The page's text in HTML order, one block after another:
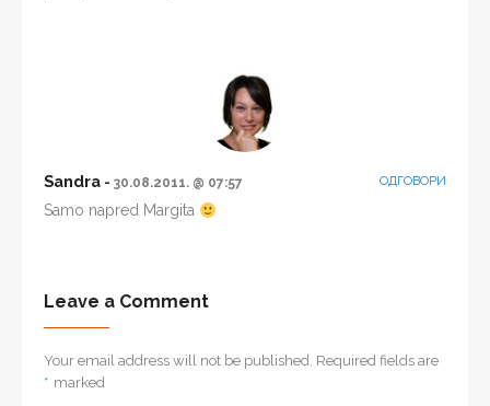
Sandra 30.08.2011. @ 07:57 ОДГОВОРИ
Samo napred Margita
Leave a Comment
Your email address will not be published. Required fields are
marked
*